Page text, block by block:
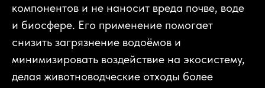
компонентов и не наносит вреда почве, воде
и биосфере. Его применение помогает
снизить загрязнение водоёмов и
минимизировать воздействие на экосистему,
делая животноводческие отходы более